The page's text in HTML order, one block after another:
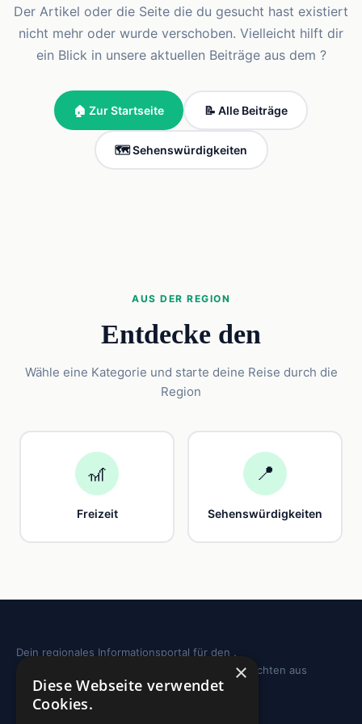
Der Artikel oder die Seite die du gesucht hast existiert
nicht mehr oder wurde verschoben. Vielleicht hilft dir
ein Blick in unsere aktuellen Beiträge aus dem ?
🏠 Zur Startseite 📝 Alle Beiträge
🗺️ Sehenswürdigkeiten
AUS DER REGION
Entdecke den
Wähle eine Kategorie und starte deine Reise durch die
Region
🎢
Freizeit
📍
Sehenswürdigkeiten
Dein regionales Informationsportal für den .
Sehenswürdigkeiten, Ausflugstipps und Geschichten aus
deiner Region.
×
Diese Webseite verwendet
Cookies.